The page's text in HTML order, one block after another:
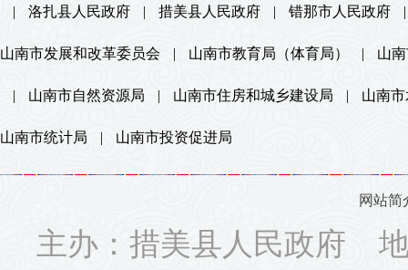
| 洛扎县人民政府 | 措美县人民政府 | 错那市人民政府 |
山南市发展和改革委员会 | 山南市教育局（体育局） | 山
| 山南市自然资源局 | 山南市住房和城乡建设局 | 山南
山南市统计局 | 山南市投资促进局
网站简
主办：措美县人民政府